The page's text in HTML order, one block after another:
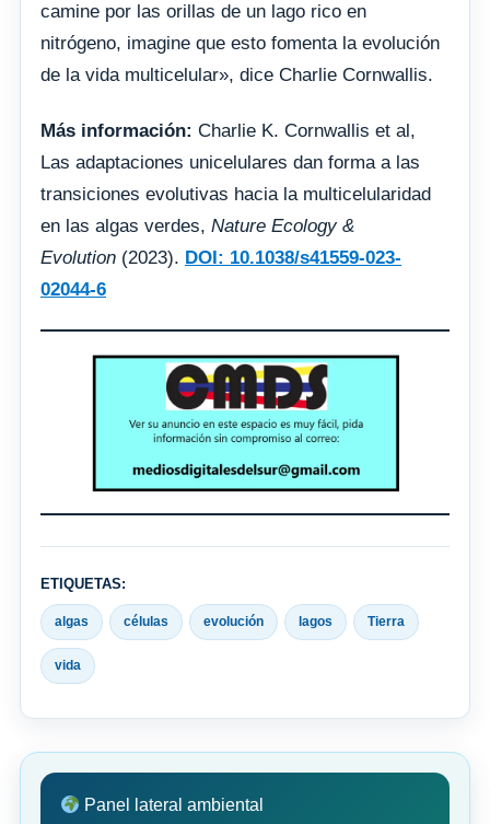
camine por las orillas de un lago rico en
nitrógeno, imagine que esto fomenta la evolución
de la vida multicelular», dice Charlie Cornwallis.
Más información: Charlie K. Cornwallis et al,
Las adaptaciones unicelulares dan forma a las
transiciones evolutivas hacia la multicelularidad
en las algas verdes, Nature Ecology &
Evolution (2023). DOI: 10.1038/s41559-023-
02044-6
ETIQUETAS:
algas células evolución lagos Tierra
vida
Panel lateral ambiental